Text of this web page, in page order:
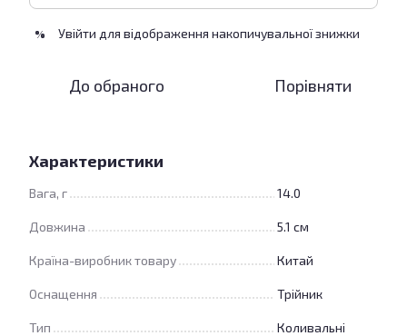
% Увійти для відображення накопичувальної знижки
До обраного Порівняти
Характеристики
Вага, г 14.0
Довжина 5.1 см
Країна-виробник товару Китай
Оснащення Трійник
Тип Коливальні